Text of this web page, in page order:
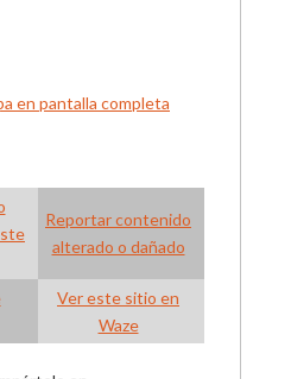
en pantalla completa
Reportar contenido
alterado o dañado
Ver este sitio en
Waze